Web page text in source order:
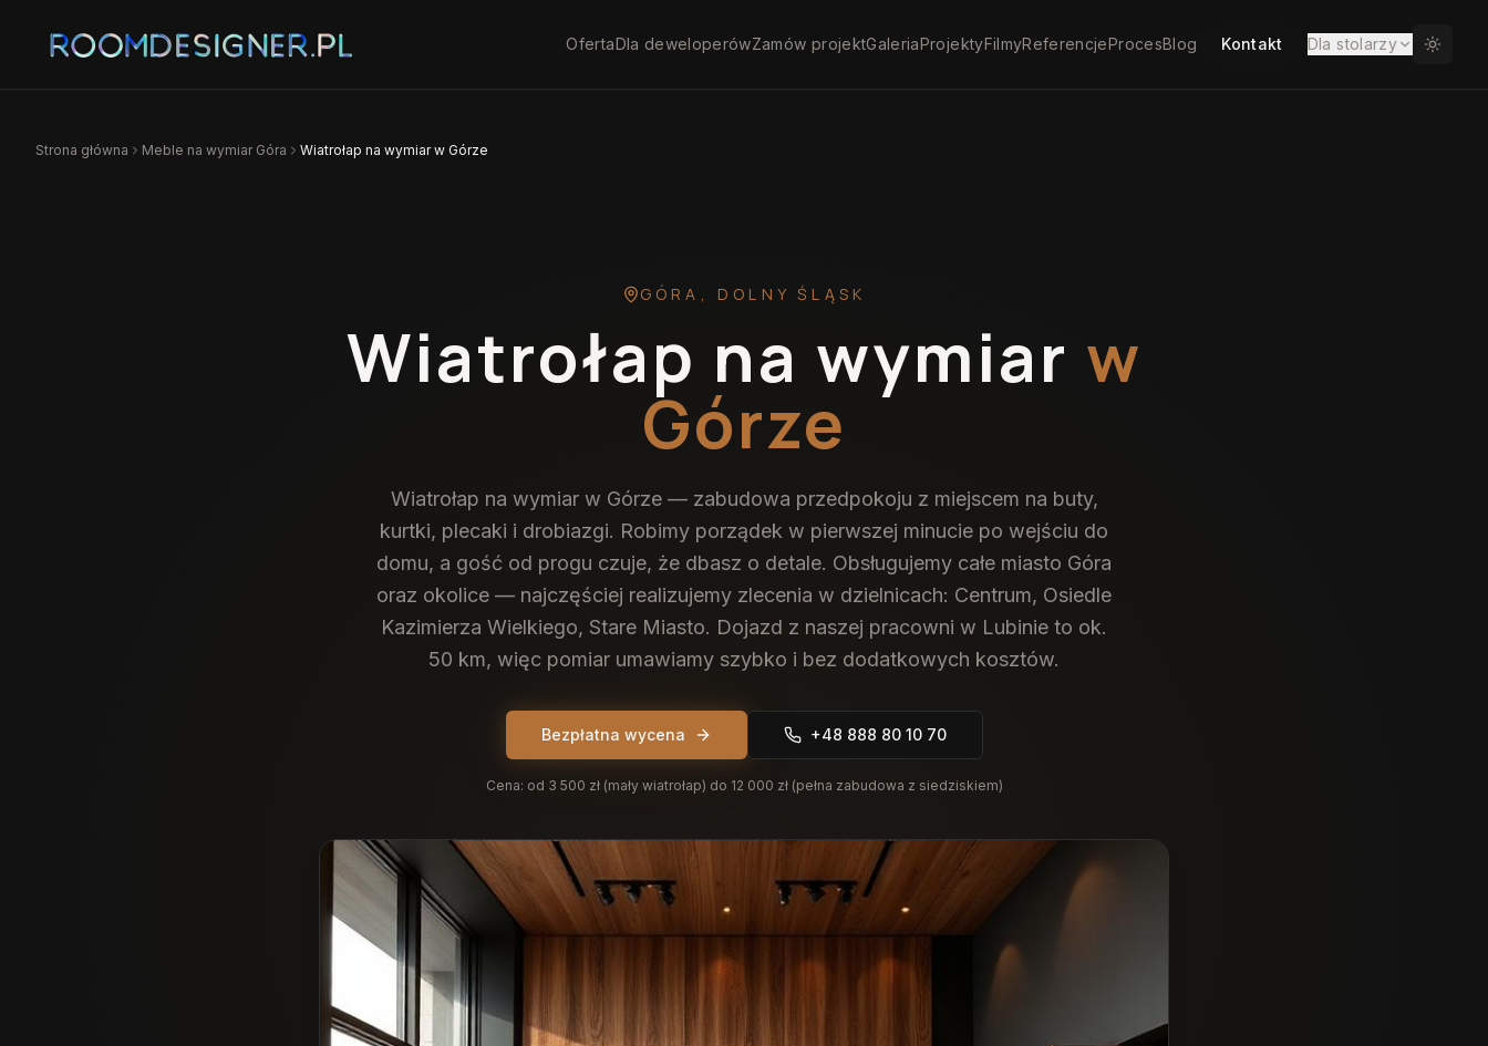
OfertaDla deweloperówZamów projektGaleriaProjektyFilmyReferencjeProcesBlog Kontakt Dla stolarzy
Strona główna Meble na wymiar Góra Wiatrołap na wymiar w Górze
GÓRA , DOLNY ŚLĄSK
Wiatrołap na wymiar w
Górze
Wiatrołap na wymiar w Górze — zabudowa przedpokoju z miejscem na buty,
kurtki, plecaki i drobiazgi. Robimy porządek w pierwszej minucie po wejściu do
domu, a gość od progu czuje, że dbasz o detale. Obsługujemy całe miasto Góra
oraz okolice — najczęściej realizujemy zlecenia w dzielnicach: Centrum, Osiedle
Kazimierza Wielkiego, Stare Miasto. Dojazd z naszej pracowni w Lubinie to ok.
50 km, więc pomiar umawiamy szybko i bez dodatkowych kosztów.
Bezpłatna wycena +48 888 80 10 70
Cena: od 3 500 zł (mały wiatrołap) do 12 000 zł (pełna zabudowa z siedziskiem)